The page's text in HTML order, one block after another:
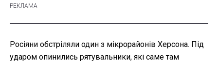
Росіяни обстріляли один з мікрорайонів Херсона. Під
ударом опинились рятувальники, які саме там